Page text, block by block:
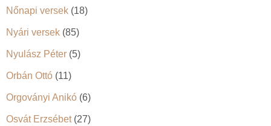
Nőnapi versek (18)
Nyári versek (85)
Nyulász Péter (5)
Orbán Ottó (11)
Orgoványi Anikó (6)
Osvát Erzsébet(27)